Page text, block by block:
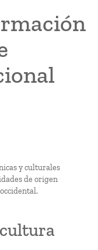
y culturales
de origen